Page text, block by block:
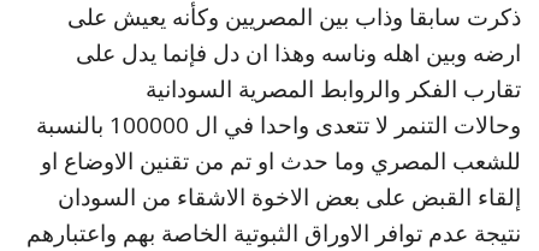
ذكرت سابقا وذاب بين المصريين وكأنه يعيش على
ارضه وبين اهله وناسه وهذا ان دل فإنما يدل على
تقارب الفكر والروابط المصرية السودانية
وحالات التنمر لا تتعدى واحدا في ال 100000 بالنسبة
للشعب المصري وما حدث او تم من تقنين الاوضاع او
إلقاء القبض على بعض الاخوة الاشقاء من السودان
نتيجة عدم توافر الاوراق الثبوتية الخاصة بهم واعتبارهم